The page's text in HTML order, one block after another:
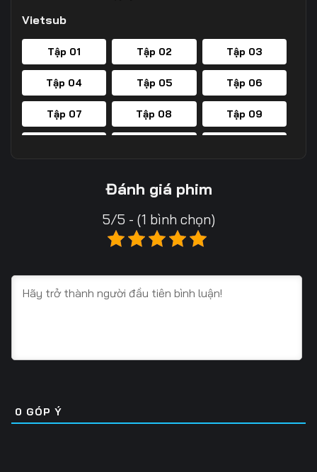
Vietsub
Tập 01 Tập 02 Tập 03
Tập 04 Tập 05 Tập 06
Tập 07 Tập 08 Tập 09
Tập 20
Tập 25 Tập 26
Tập 31 Tập 32 Tập 33
Tập 37 Tập 38 Tập 39
Đánh giá phim
5/5 - (1 bình chọn)
0 GÓP Ý